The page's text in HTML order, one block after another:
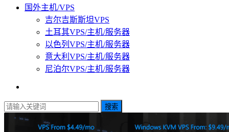
国外主机/VPS
吉尔吉斯斯坦VPS
土耳其VPS/主机/服务器
以色列VPS/主机/服务器
意大利VPS/主机/服务器
尼泊尔VPS/主机/服务器
搜索